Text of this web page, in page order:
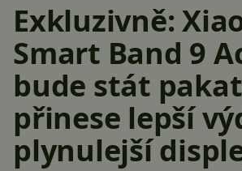
Exkluzivně:
Smart Band 9
bude stát
přinese lepší
plynulejší